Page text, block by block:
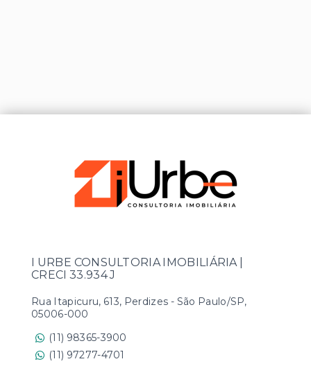
I URBE CONSULTORIA IMOBILIÁRIA |
CRECI 33.934 J
Rua Itapicuru, 613, Perdizes - São Paulo/SP,
05006-000
(11) 98365-3900
(11) 97277-4701